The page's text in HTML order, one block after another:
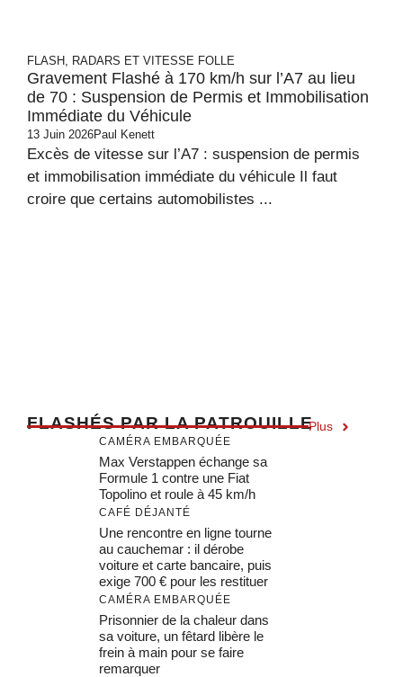
FLASH, RADARS ET VITESSE FOLLE
Gravement Flashé à 170 km/h sur l’A7 au lieu
de 70 : Suspension de Permis et Immobilisation
Immédiate du Véhicule
13 Juin 2026Paul Kenett
Excès de vitesse sur l’A7 : suspension de permis
et immobilisation immédiate du véhicule Il faut
croire que certains automobilistes ...
FLASHÉS PAR LA PATROUILLEPlus
CAMÉRA EMBARQUÉE
Max Verstappen échange sa
Formule 1 contre une Fiat
Topolino et roule à 45 km/h
CAFÉ DÉJANTÉ
Une rencontre en ligne tourne
au cauchemar : il dérobe
voiture et carte bancaire, puis
exige 700 € pour les restituer
CAMÉRA EMBARQUÉE
Prisonnier de la chaleur dans
sa voiture, un fêtard libère le
frein à main pour se faire
remarquer